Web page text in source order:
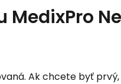
MedixPro
Ak chcete byť